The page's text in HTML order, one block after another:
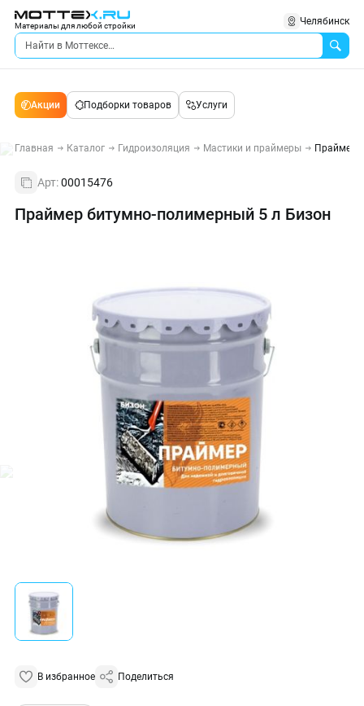
Материалы для любой стройки Челябинск
Акции Подборки товаров Услуги
Главная Каталог Гидроизоляция Мастики и праймеры Праймер
Арт:00015476
Праймер битумно-полимерный 5 л Бизон
В избранное Поделиться